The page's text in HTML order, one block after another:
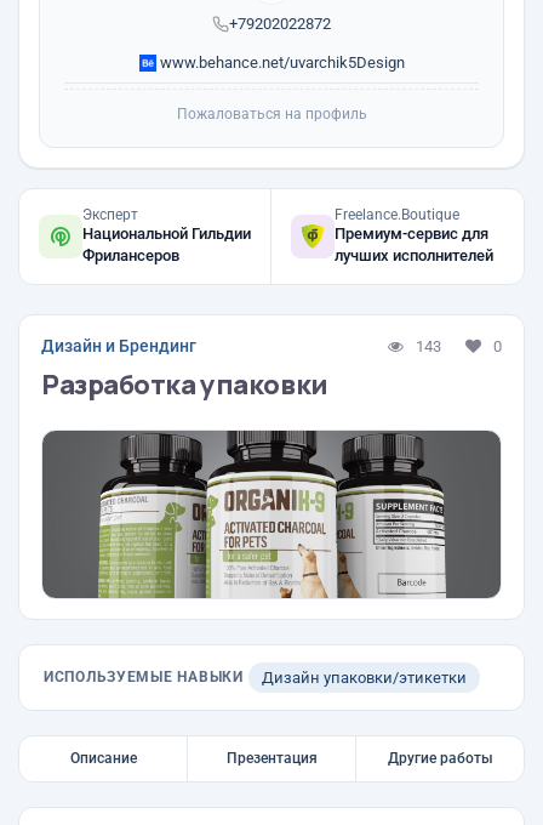
+79202022872
www.behance.net/uvarchik5Design
Пожаловаться на профиль
Эксперт
Национальной Гильдии
Фрилансеров
Freelance.Boutique
Премиум-сервис для
лучших исполнителей
Дизайн и Брендинг 143 0
Разработка упаковки
ИСПОЛЬЗУЕМЫЕ НАВЫКИ Дизайн упаковки/этикетки
Описание Презентация Другие работы